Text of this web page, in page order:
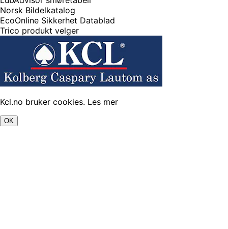
Norsk Bildelkatalog
EcoOnline Sikkerhet Datablad
Trico produkt velger
Kcl.no bruker cookies. Les mer
OK